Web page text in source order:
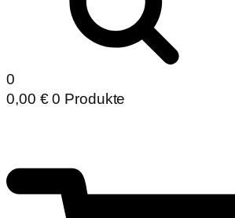
0
0,00 € 0 Produkte